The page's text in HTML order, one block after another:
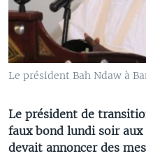
Le président Bah Ndaw à
Le président de
faux bond lundi soir
devait annoncer des